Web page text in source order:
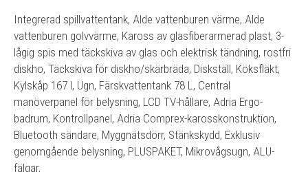
Integrerad spillvattentank, Alde vattenburen värme, Alde
vattenburen golvvärme, Kaross av glasfiberarmerad plast, 3-
lågig spis med täckskiva av glas och elektrisk tändning, rostfri
diskho, Täckskiva för diskho/skärbräda, Diskställ, Köksfläkt,
Kylskåp 167 l, Ugn, Färskvattentank 78 L, Central
manöverpanel för belysning, LCD TV-hållare, Adria Ergo-
badrum, Kontrollpanel, Adria Comprex-karosskonstruktion,
Bluetooth sändare, Myggnätsdörr, Stänkskydd, Exklusiv
genomgående belysning, PLUSPAKET, Mikrovågsugn, ALU-
fälgar,